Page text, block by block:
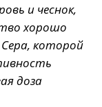
и чеснок,
хорошо
которой
доза